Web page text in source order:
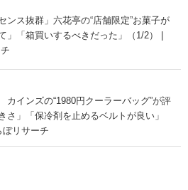
ンス抜群」六花亭の“店舗限定”お菓子が
「箱買いするべきだった」（1/2） |
カインズの“1980円クーラーバッグ”が評
」「保冷剤を止めるベルトが良い」
ぼリサーチ